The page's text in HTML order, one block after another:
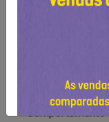
Comportamento